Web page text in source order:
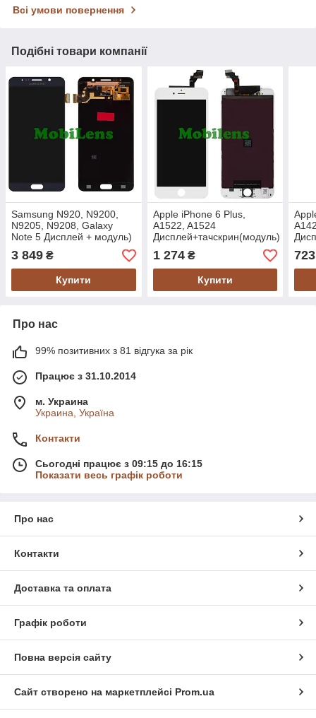
Всі умови повернення
Подібні товари компанії
Samsung N920, N9200,
N9205, N9208, Galaxy
Note 5 Дисплей + модуль)
темно-синій Original
(AMOLED)
3 849 ₴
Купити
Apple iPhone 6 Plus,
A1522, A1524
Дисплей+тачскрин(модуль)
белый Original *PRC
1 274₴
Купити
723
Про нас
99% позитивних з 81 відгука за рік
Працює з 31.10.2014
м. Украина
Украина, Україна
Контакти
Сьогодні працює з 09:15 до 16:15
Показати весь графік роботи
Про нас
Контакти
Доставка та оплата
Графік роботи
Повна версія сайту
Сайт створено на маркетплейсі Prom.ua